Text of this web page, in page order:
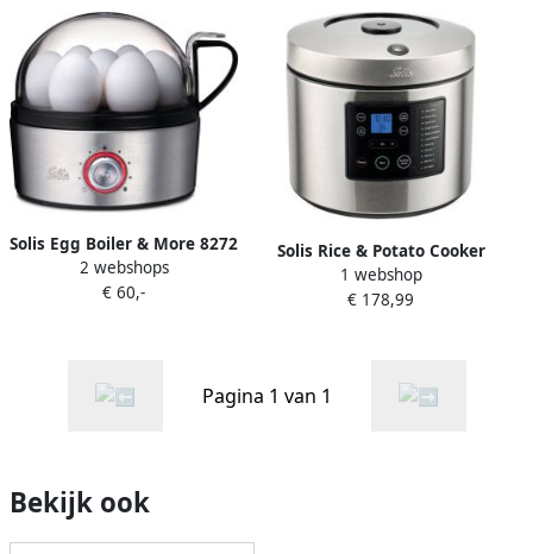
1.2L
Solis Egg Boiler & More 8272
Eierkoker Elektrisch
Geschikt voor 1 tot 7 Eieren
2 webshops
€ 60,-
Solis Rice & Potato Cooker
8161 Aardappel- en
Rijstkoker RVS Stoomkoker
1 webshop
€ 178,99
Pagina 1 van 1
Bekijk ook